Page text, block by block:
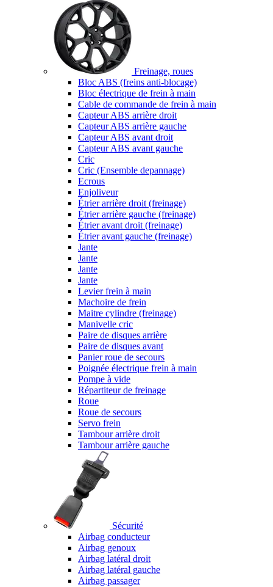
Freinage, roues
Bloc ABS (freins anti-blocage)
Bloc électrique de frein à main
Cable de commande de frein à main
Capteur ABS arrière droit
Capteur ABS arrière gauche
Capteur ABS avant droit
Capteur ABS avant gauche
Cric
Cric (Ensemble depannage)
Ecrous
Enjoliveur
Étrier arrière droit (freinage)
Étrier arrière gauche (freinage)
Étrier avant droit (freinage)
Étrier avant gauche (freinage)
Jante
Jante
Jante
Jante
Levier frein à main
Machoire de frein
Maitre cylindre (freinage)
Manivelle cric
Paire de disques arrière
Paire de disques avant
Panier roue de secours
Poignée électrique frein à main
Pompe à vide
Répartiteur de freinage
Roue
Roue de secours
Servo frein
Tambour arrière droit
Tambour arrière gauche
Sécurité
Airbag conducteur
Airbag genoux
Airbag latéral droit
Airbag latéral gauche
Airbag passager